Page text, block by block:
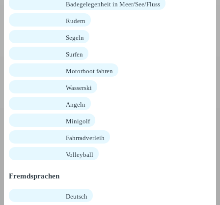
Badegelegenheit in Meer/See/Fluss
Rudern
Segeln
Surfen
Motorboot fahren
Wasserski
Angeln
Minigolf
Fahrradverleih
Volleyball
Fremdsprachen
Deutsch